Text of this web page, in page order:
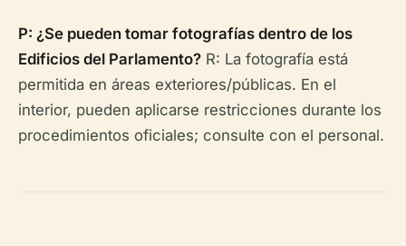
P: ¿Se pueden tomar fotografías dentro de los
Edificios del Parlamento? R: La fotografía está
permitida en áreas exteriores/públicas. En el
interior, pueden aplicarse restricciones durante los
procedimientos oficiales; consulte con el personal.